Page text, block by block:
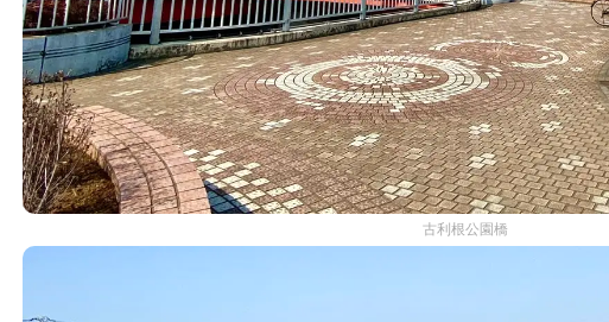
古利根公園橋